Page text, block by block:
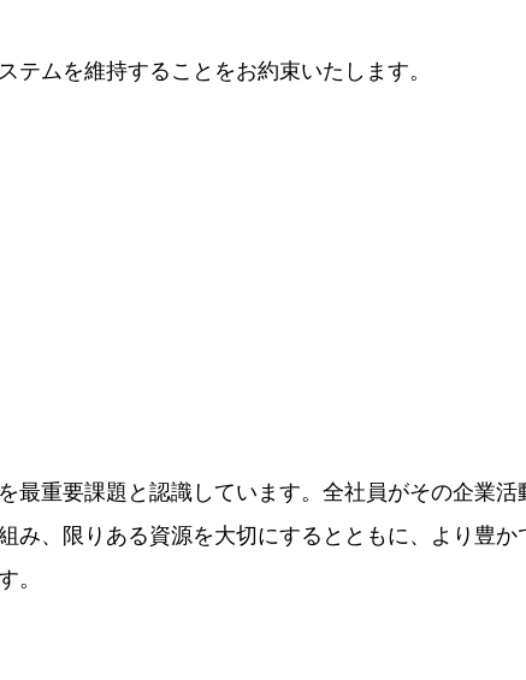
ムを維持することをお約束いたします。
最重要課題と認識しています。全社員がその企業活
み、限りある資源を大切にするとともに、より豊か
。